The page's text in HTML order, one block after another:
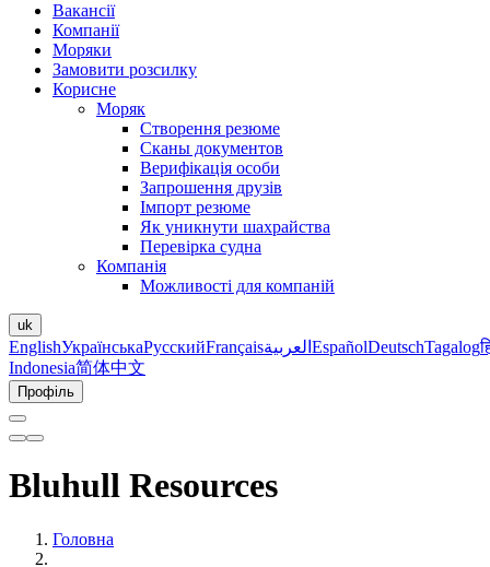
Вакансії
Компанії
Моряки
Замовити розсилку
Корисне
Моряк
Створення резюме
Сканы документов
Верифікація особи
Запрошення друзів
Імпорт резюме
Як уникнути шахрайства
Перевірка судна
Компанія
Можливості для компаній
uk
EnglishУкраїнськаРусскийFrançaisالعربية EspañolDeutschTagalog
Indonesia简体中文
Профіль
Bluhull Resources
Головна